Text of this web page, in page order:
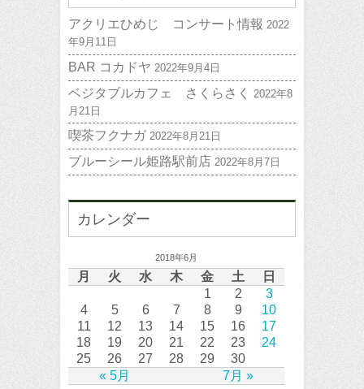
アクリエひめじ コンサート情報 2022
年9月11日
BAR コカドヤ 2022年9月4日
ベジタブルカフェ さくらさく
2022年8
月21日
喫茶フクナガ 2022年8月21日
ブルーシール姫路駅前店 2022年8月7日
カレンダー
2018年6月
月 火 水 木 金 土 日
« 5月 7月 »
1 2
3
4
5 6 7 8 9
10
11
12 13 14 15 16
17
18
19 20 21 22 23
24
25
26 27 28 29 30